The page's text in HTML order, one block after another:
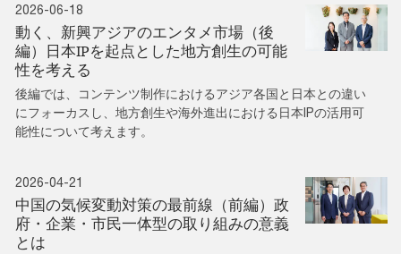
2026-06-18
動く、新興アジアのエンタメ市場（後
編）日本IPを起点とした地方創生の可能
性を考える
後編では、コンテンツ制作におけるアジア各国と日本との違い
にフォーカスし、地方創生や海外進出における日本IPの活用可
能性について考えます。
2026-04-21
中国の気候変動対策の最前線（前編）政
府・企業・市民一体型の取り組みの意義
とは